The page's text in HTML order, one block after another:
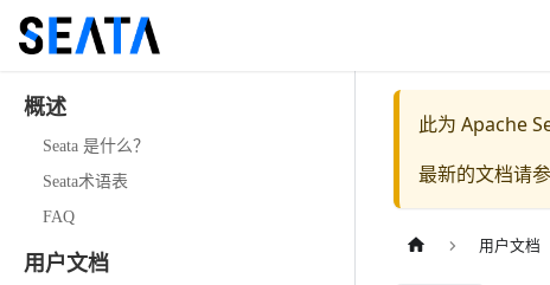
概述
Seata 是什么？
Seata术语表
FAQ
用户文档
此为 Apache
最新的文档请
用户文档